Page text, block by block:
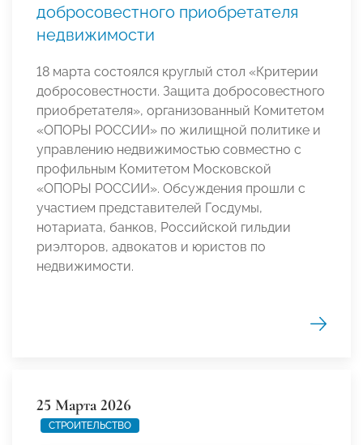
добросовестного приобретателя
недвижимости
18 марта состоялся круглый стол «Критерии
добросовестности. Защита добросовестного
приобретателя», организованный Комитетом
«ОПОРЫ РОССИИ» по жилищной политике и
управлению недвижимостью совместно с
профильным Комитетом Московской
«ОПОРЫ РОССИИ». Обсуждения прошли с
участием представителей Госдумы,
нотариата, банков, Российской гильдии
риэлторов, адвокатов и юристов по
недвижимости.
25 Марта 2026
СТРОИТЕЛЬСТВО